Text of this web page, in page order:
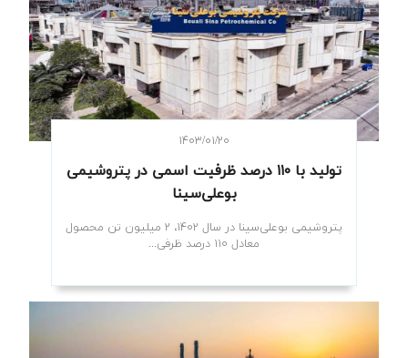
۱۴۰۳/۰۱/۲۰
تولید با ۱۱۰ درصد ظرفیت اسمی در پتروشیمی
بوعلی‌سینا
پتروشیمی بوعلی‌سینا در سال ۱۴۰۲، ۲ میلیون تن محصول
معادل ۱۱۰ درصد ظرفی...